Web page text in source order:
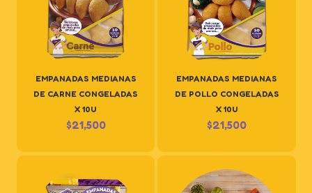
EMPANADAS MEDIANAS
DE CARNE CONGELADAS
X 10U
$21,500
EMPANADAS MEDIANAS
DE POLLO CONGELADAS
X 10U
$21,500